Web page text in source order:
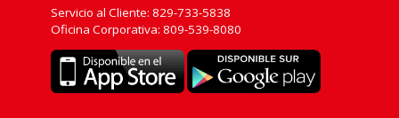
Servicio al Cliente: 829-733-5838
Oficina Corporativa: 809-539-8080